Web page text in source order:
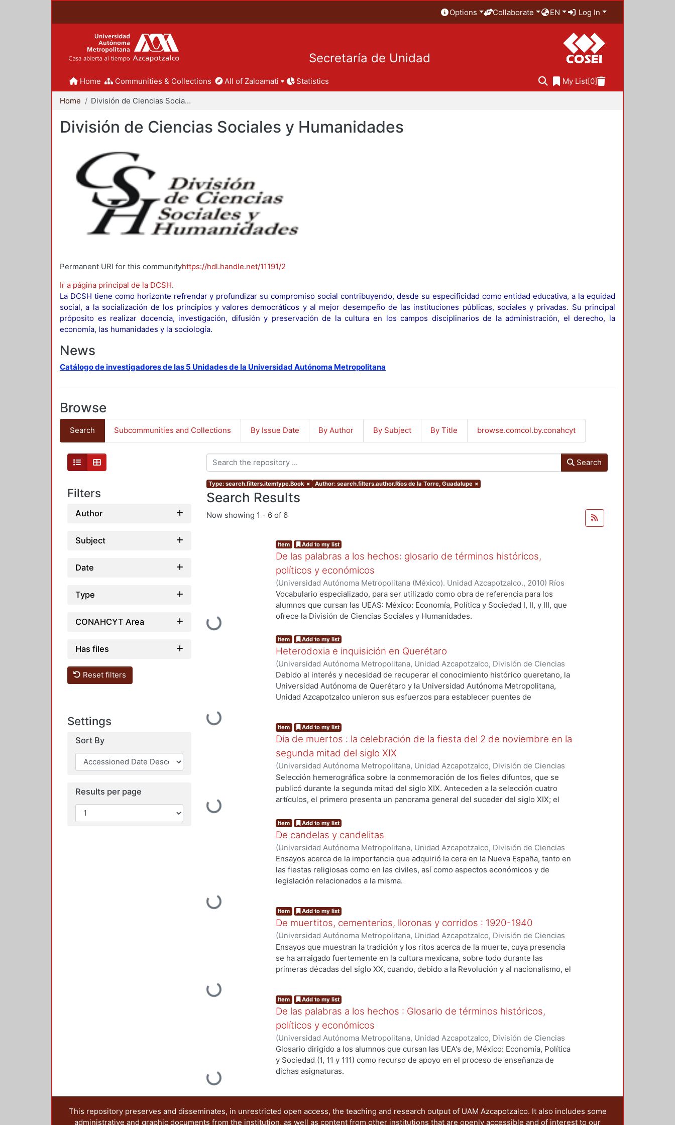
Options Collaborate EN Log In
Secretaría de Unidad
Home Communities & Collections All of Zaloamati Statistics My List[0]
Home División de Ciencias Sociales y Humanidades
División de Ciencias Sociales y Humanidades
Permanent URI for this communityhttps://hdl.handle.net/11191/2
Ir a página principal de la DCSH.
La DCSH tiene como horizonte refrendar y profundizar su compromiso social contribuyendo, desde su especificidad como entidad educativa, a la equidad
social, a la socialización de los principios y valores democráticos y al mejor desempeño de las instituciones públicas, sociales y privadas. Su principal
próposito es realizar docencia, investigación, difusión y preservación de la cultura en los campos disciplinarios de la administración, el derecho, la
economía, las humanidades y la sociología.
News
Catálogo de investigadores de las 5 Unidades de la Universidad Autónoma Metropolitana
Browse
Search Subcommunities and Collections By Issue Date By Author By Subject By Title browse.comcol.by.conahcyt
Filters
Author
Subject
Date
Type
CONAHCYT Area
Has files
Reset filters
Settings
Sort By
Results per page
Search
Type: search.filters.itemtype.Book × Author: search.filters.author.Ríos de la Torre, Guadalupe ×
Search Results
Now showing 1 - 6 of 6
Loading...
Item Add to my list
De las palabras a los hechos: glosario de términos históricos,
políticos y económicos
(Universidad Autónoma Metropolitana (México). Unidad Azcapotzalco., 2010) Ríos
de la Torre, Guadalupe;Ramírez Leyva, Edelmira, coordinadora
Vocabulario especializado, para ser utilizado como obra de referencia para los
alumnos que cursan las UEAS: México: Economía, Política y Sociedad I, II, y III, que
ofrece la División de Ciencias Sociales y Humanidades.
Loading...
Item Add to my list
Heterodoxia e inquisición en Querétaro
(Universidad Autónoma Metropolitana, Unidad Azcapotzalco, División de Ciencias
Sociales y Humanidades, Departamento de Humanidades; Universidad Autónoma
de Querétaro,1997)Ramírez Leyva, Edelmira;Suárez Escobar, Marcela;Ríos de la
Torre, Guadalupe;Pappe Willenegger, Silvia ;Buelna Serrano, María Elvira, coord.
Debido al interés y necesidad de recuperar el conocimiento histórico queretano, la
Universidad Autónoma de Querétaro y la Universidad Autónoma Metropolitana,
Unidad Azcapotzalco unieron sus esfuerzos para establecer puentes de
Loading...
Item Add to my list
Día de muertos : la celebración de la fiesta del 2 de noviembre en la
segunda mitad del siglo XIX
(Universidad Autónoma Metropolitana, Unidad Azcapotzalco, División de Ciencias
Sociales y Humanidades, Departamento de Humanidades ,1995 )Ríos de la Torre,
Guadalupe;Suárez Escobar, Marcela; Ramírez Leyva, Edelmira
Selección hemerográfica sobre la conmemoración de los fieles difuntos, que se
publicó durante la segunda mitad del siglo XIX. Anteceden a la selección cuatro
artículos, el primero presenta un panorama general del suceder del siglo XIX; el
día de muertos; el tercero ofrece una reflexión sobre la ausencia y presencia de la
muerte, y el cuarto habla sobre la tradición de la calavera en México.
Loading...
Item Add to my list
De candelas y candelitas
(Universidad Autónoma Metropolitana, Unidad Azcapotzalco, División de Ciencias
Sociales y Humanidades, Departamento de Humanidades ,1992)Ríos de la Torre,
Guadalupe ;Suárez Escobar, Marcela;Ramírez Leyva, Edelmira
Ensayos acerca de la importancia que adquirió la cera en la Nueva España, tanto en
las fiestas religiosas como en las civiles, así como aspectos económicos y de
legislación relacionados a la misma.
Loading...
Item Add to my list
De muertitos, cementerios, lloronas y corridos : 1920-1940
(Universidad Autónoma Metropolitana, Unidad Azcapotzalco, División de Ciencias
Sociales y Humanidades, Departamento de Humanidades ; Itaca,2002) Ríos de la
Torre, Guadalupe;Muñiz García, Elsa Ernestina;Alegría de la Colina, Margarita
Ramírez Leyva, Edelmira;Suárez Escobar, Marcela
Ensayos que muestran la tradición y los ritos acerca de la muerte, cuya presencia
se ha arraigado fuertemente en la cultura mexicana, sobre todo durante las
primeras décadas del siglo XX, cuando, debido a la Revolución y al nacionalismo, el
Loading...
Item Add to my list
De las palabras a los hechos : Glosario de términos históricos,
políticos y económicos
(Universidad Autónoma Metropolitana, Unidad Azcapotzalco, División de Ciencias
Sociales y Humanidades,2010)Ríos de la Torre, Guadalupe;Ramírez Leyva,
Edelmira
Glosario dirigido a los alumnos que cursan las UEA's de, México: Economía, Política
y Sociedad (1, 11 y 111) como recurso de apoyo en el proceso de enseñanza de
dichas asignaturas.
This repository preserves and disseminates, in unrestricted open access, the teaching and research output of UAM Azcapotzalco. It also includes some
administrative and graphic documents from the institution, as well as content from other institutions that are openly accessible and of interest to our